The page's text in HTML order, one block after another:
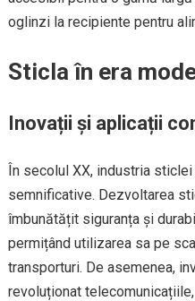
oglinzi la recipiente pentru
Sticla în era
Inovații și aplicații
În secolul XX, industria
semnificative. Dezvoltarea
îmbunătățit siguranța și
permițând utilizarea sa pe
transporturi. De asemenea,
revoluționat